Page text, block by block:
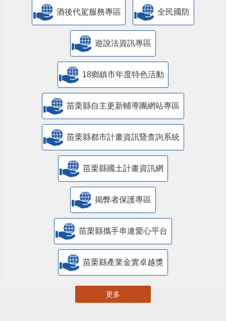
酒後代駕服務專區 全民國防
遊說法資訊專區
18鄉鎮市年度特色活動
苗栗縣自主更新輔導團網站專區
苗栗縣都市計畫資訊暨查詢系統
苗栗縣國土計畫資訊網
揭弊者保護專區
苗栗縣攜手串連愛心平台
苗栗縣產業金實卓越獎
更多